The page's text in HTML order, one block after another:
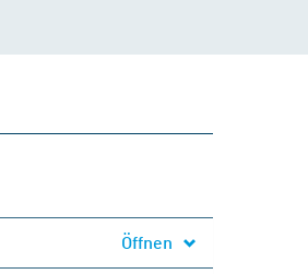
Öffnen